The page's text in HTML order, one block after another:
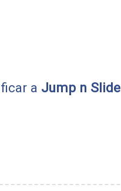
a Jump n Slide